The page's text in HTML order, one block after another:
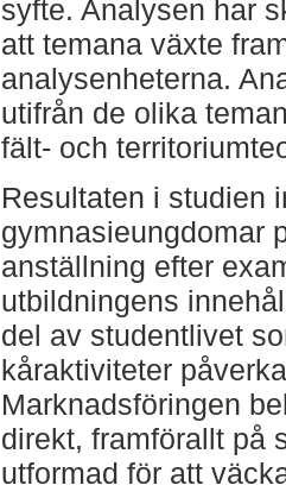
syfte. Analysen har
att temana växte
analysenheterna.
utifrån de olika
fält- och
Resultaten i studien
gymnasieungdomar
anställning efter
utbildningens
del av studentlivet
kåraktiviteter
Marknadsföringen
direkt, framförallt på
utformad för att